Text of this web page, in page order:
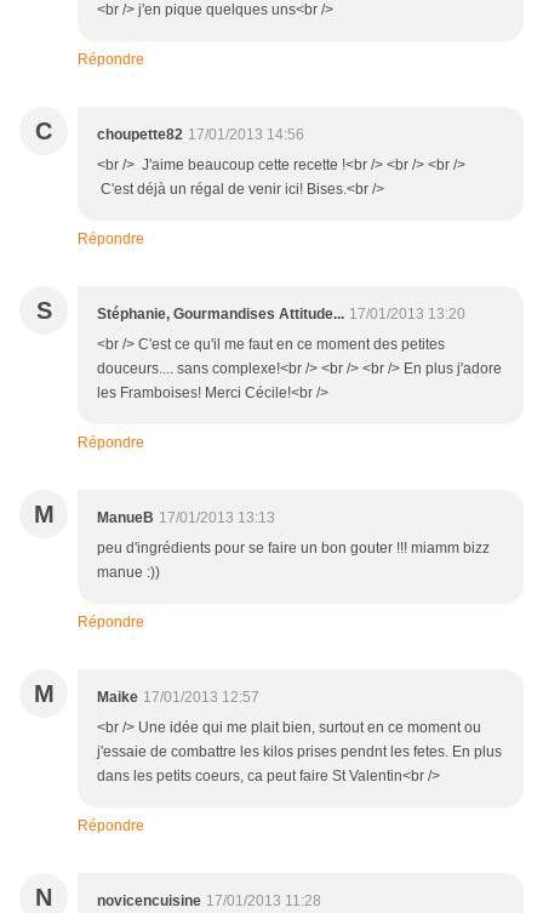
<br /> j'en pique quelques uns<br />
Répondre
C choupette82 17/01/2013 14:56
<br /> J'aime beaucoup cette recette !<br /> <br /> <br />
C'est déjà un régal de venir ici! Bises.<br />
Répondre
S Stéphanie, Gourmandises Attitude... 17/01/2013 13:20
<br /> C'est ce qu'il me faut en ce moment des petites
douceurs.... sans complexe!<br /> <br /> <br /> En plus j'adore
les Framboises! Merci Cécile!<br />
Répondre
M ManueB 17/01/2013 13:13
peu d'ingrédients pour se faire un bon gouter !!! miamm bizz
manue :))
Répondre
M Maike 17/01/2013 12:57
<br /> Une idée qui me plait bien, surtout en ce moment ou
j'essaie de combattre les kilos prises pendnt les fetes. En plus
dans les petits coeurs, ca peut faire St Valentin<br />
Répondre
N novicencuisine 17/01/2013 11:28